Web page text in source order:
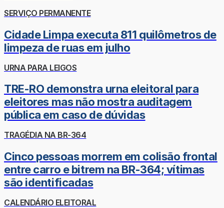
SERVIÇO PERMANENTE
Cidade Limpa executa 811 quilômetros de
limpeza de ruas em julho
URNA PARA LEIGOS
TRE-RO demonstra urna eleitoral para
eleitores mas não mostra auditagem
pública em caso de dúvidas
TRAGÉDIA NA BR-364
Cinco pessoas morrem em colisão frontal
entre carro e bitrem na BR-364; vítimas
são identificadas
CALENDÁRIO ELEITORAL